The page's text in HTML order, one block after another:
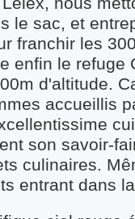
le sac, et
franchir les
enfin le refuge
d'altitude.
accueillis
son savoir-
culinaires.
entrant dans